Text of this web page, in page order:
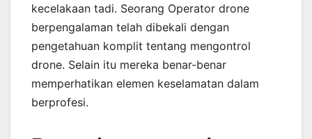
kecelakaan tadi. Seorang Operator drone
berpengalaman telah dibekali dengan
pengetahuan komplit tentang mengontrol
drone. Selain itu mereka benar-benar
memperhatikan elemen keselamatan dalam
berprofesi.